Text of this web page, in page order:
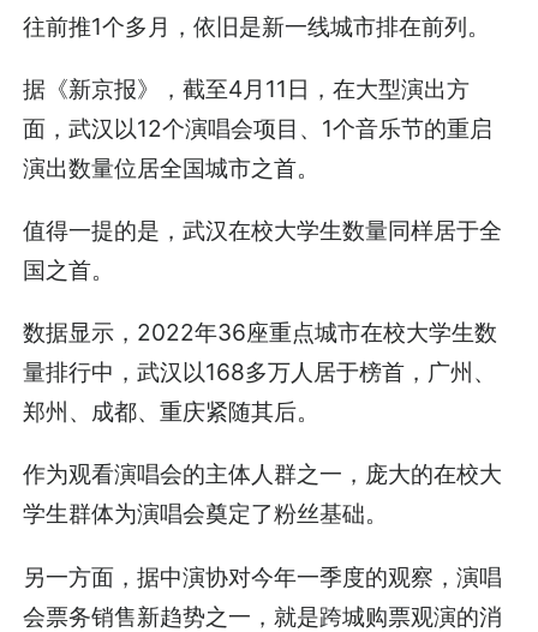
往前推1个多月，依旧是新一线城市排在前列。
据《新京报》，截至4月11日，在大型演出方
面，武汉以12个演唱会项目、1个音乐节的重启
演出数量位居全国城市之首。
值得一提的是，武汉在校大学生数量同样居于全
国之首。
数据显示，2022年36座重点城市在校大学生数
量排行中，武汉以168多万人居于榜首，广州、
郑州、成都、重庆紧随其后。
作为观看演唱会的主体人群之一，庞大的在校大
学生群体为演唱会奠定了粉丝基础。
另一方面，据中演协对今年一季度的观察，演唱
会票务销售新趋势之一，就是跨城购票观演的消